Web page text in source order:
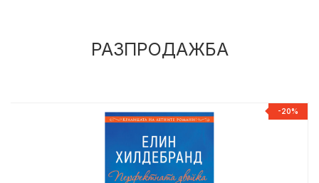
РАЗПРОДАЖБА
-20%